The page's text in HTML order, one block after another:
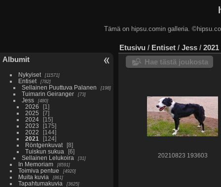
Tämä on hipsu.comin galleria.
Albumit
Nykyiset 11571
Entiset 782
Sellainen Puuttuva Palanen 198
Tuimarin Geiranger 73
Jess 480
2026
1
2025
7
2024
15
2023
175
2022
144
2021
124
Röntgenkuvat
8
Tuiskun sukua
6
Sellainen Lelukoira
31
In Memoriam 8591
Toimiva pentue 4920
Muita kuvia 861
Tapahtumakuvia 3625
Etusivu / Entiset / Jess / 2021
Hae tästä joukosta
20210823 193603